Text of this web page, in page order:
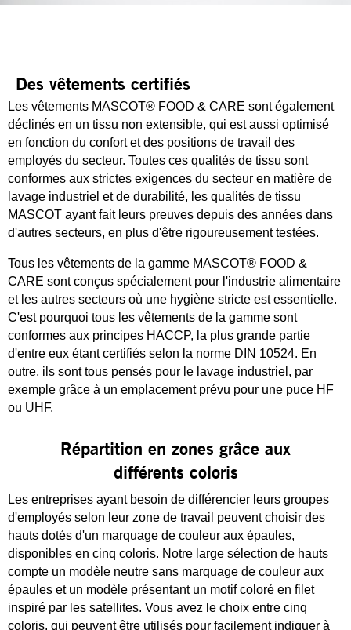
Des vêtements certifiés
Les vêtements MASCOT® FOOD & CARE sont également
déclinés en un tissu non extensible, qui est aussi optimisé
en fonction du confort et des positions de travail des
employés du secteur. Toutes ces qualités de tissu sont
conformes aux strictes exigences du secteur en matière de
lavage industriel et de durabilité, les qualités de tissu
MASCOT ayant fait leurs preuves depuis des années dans
d'autres secteurs, en plus d'être rigoureusement testées.
Tous les vêtements de la gamme MASCOT® FOOD &
CARE sont conçus spécialement pour l'industrie alimentaire
et les autres secteurs où une hygiène stricte est essentielle.
C'est pourquoi tous les vêtements de la gamme sont
conformes aux principes HACCP, la plus grande partie
d'entre eux étant certifiés selon la norme DIN 10524. En
outre, ils sont tous pensés pour le lavage industriel, par
exemple grâce à un emplacement prévu pour une puce HF
ou UHF.
Répartition en zones grâce aux
différents coloris
Les entreprises ayant besoin de différencier leurs groupes
d'employés selon leur zone de travail peuvent choisir des
hauts dotés d'un marquage de couleur aux épaules,
disponibles en cinq coloris. Notre large sélection de hauts
compte un modèle neutre sans marquage de couleur aux
épaules et un modèle présentant un motif coloré en filet
inspiré par les satellites. Vous avez le choix entre cinq
coloris, qui peuvent être utilisés pour facilement indiquer à